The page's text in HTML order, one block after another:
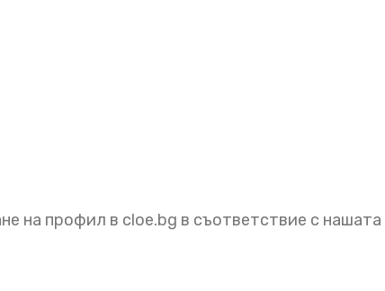
на профил в cloe.bg в съответствие с нашата